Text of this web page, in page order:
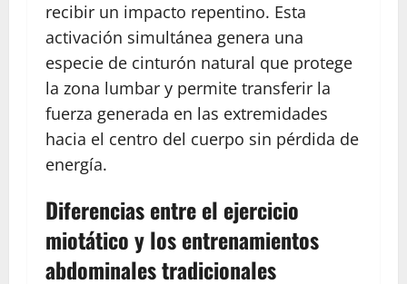
recibir un impacto repentino. Esta
activación simultánea genera una
especie de cinturón natural que protege
la zona lumbar y permite transferir la
fuerza generada en las extremidades
hacia el centro del cuerpo sin pérdida de
energía.
Diferencias entre el ejercicio
miotático y los entrenamientos
abdominales tradicionales